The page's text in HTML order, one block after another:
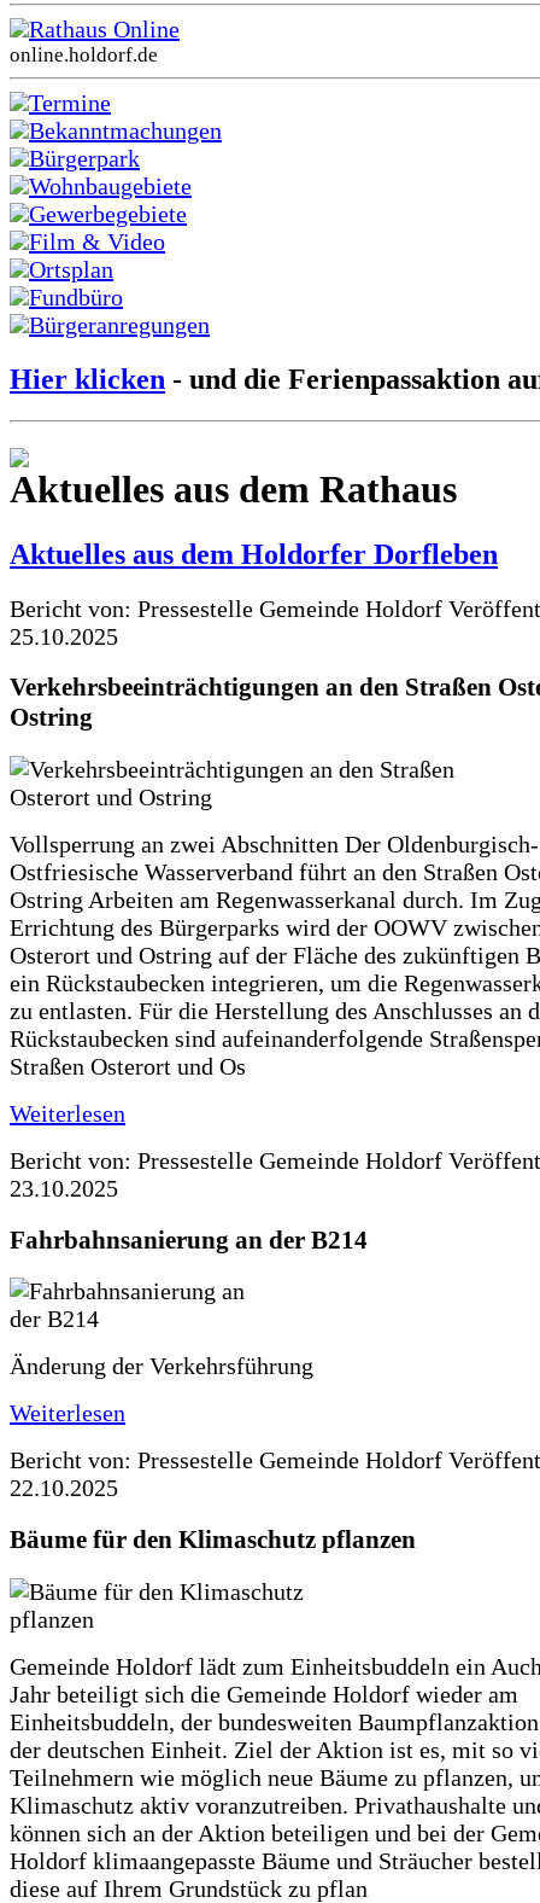
Rathaus Online
online.holdorf.de
Termine
Bekanntmachungen
Bürgerpark
Wohnbaugebiete
Gewerbegebiete
Film & Video
Ortsplan
Fundbüro
Bürgeranregungen
Hier klicken - und die Ferienpassaktion
Aktuelles aus dem Rathaus
Aktuelles aus dem Holdorfer Dorfleben
Bericht von: Pressestelle Gemeinde Holdorf
25.10.2025
Verkehrsbeeinträchtigungen an den Straßen
Ostring
Vollsperrung an zwei Abschnitten Der Oldenburgisch-
Ostfriesische Wasserverband führt an den Straßen
Ostring Arbeiten am Regenwasserkanal durch. Im
Errichtung des Bürgerparks wird der OOWV
Osterort und Ostring auf der Fläche des zukünftigen
ein Rückstaubecken integrieren, um die
zu entlasten. Für die Herstellung des Anschlusses an
Rückstaubecken sind aufeinanderfolgende
Straßen Osterort und Os
Weiterlesen
Bericht von: Pressestelle Gemeinde Holdorf
23.10.2025
Fahrbahnsanierung an der B214
Änderung der Verkehrsführung
Weiterlesen
Bericht von: Pressestelle Gemeinde Holdorf
22.10.2025
Bäume für den Klimaschutz pflanzen
Gemeinde Holdorf lädt zum Einheitsbuddeln ein
Jahr beteiligt sich die Gemeinde Holdorf wieder am
Einheitsbuddeln, der bundesweiten
der deutschen Einheit. Ziel der Aktion ist es, mit so
Teilnehmern wie möglich neue Bäume zu pflanzen,
Klimaschutz aktiv voranzutreiben. Privathaushalte
können sich an der Aktion beteiligen und bei der
Holdorf klimaangepasste Bäume und Sträucher
diese auf Ihrem Grundstück zu pflan